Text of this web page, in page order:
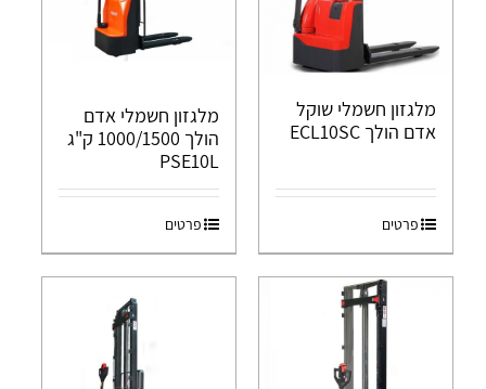
מלגזון חשמלי שוקל
אדם הולך ECL10SC
פרטים
מלגזון חשמלי אדם
הולך 1000/1500 ק"ג
PSE10L
פרטים